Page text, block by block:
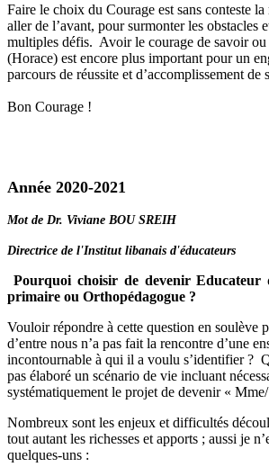
Faire le choix du Courage est sans conteste
aller de l’avant, pour surmonter les obstacles
multiples défis. Avoir le courage de savoir ou
(Horace) est encore plus important pour un
parcours de réussite et d’accomplissement de
Bon Courage !
Année 2020-2021
Mot de Dr. Viviane BOU SREIH
Directrice de l'Institut libanais d'éducateurs
Pourquoi choisir de devenir Educateur
primaire ou Orthopédagogue ?
Vouloir répondre à cette question en soulève
d’entre nous n’a pas fait la rencontre d’une
incontournable à qui il a voulu s’identifier ?
pas élaboré un scénario de vie incluant
systématiquement le projet de devenir «
Nombreux sont les enjeux et difficultés
tout autant les richesses et apports ; aussi je
quelques-uns :